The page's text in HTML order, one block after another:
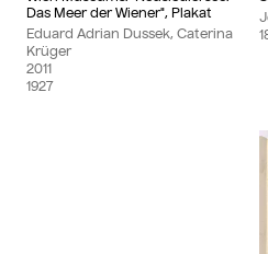
Das Meer der Wiener", Plakat
Eduard Adrian Dussek, Caterina
Krüger
2011
1927